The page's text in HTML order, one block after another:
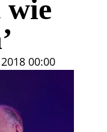
wie
00:00